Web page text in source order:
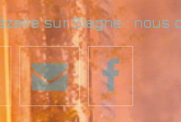
sur Siagne : nous